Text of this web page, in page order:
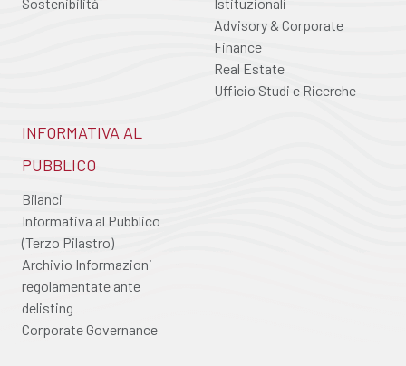
Advisory & Corporate
Finance
Real Estate
Ufficio Studi e Ricerche
INFORMATIVA AL
PUBBLICO
Bilanci
Informativa al Pubblico
(Terzo Pilastro)
Archivio Informazioni
regolamentate ante
delisting
Corporate Governance